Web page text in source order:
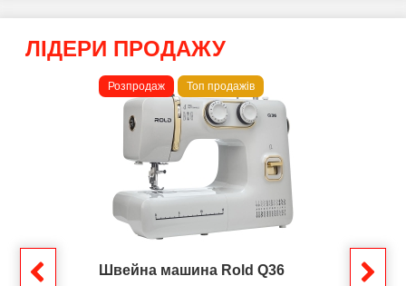
ЛІДЕРИ ПРОДАЖУ
Розпродаж Топ продажів
Швейна машина Rold Q36